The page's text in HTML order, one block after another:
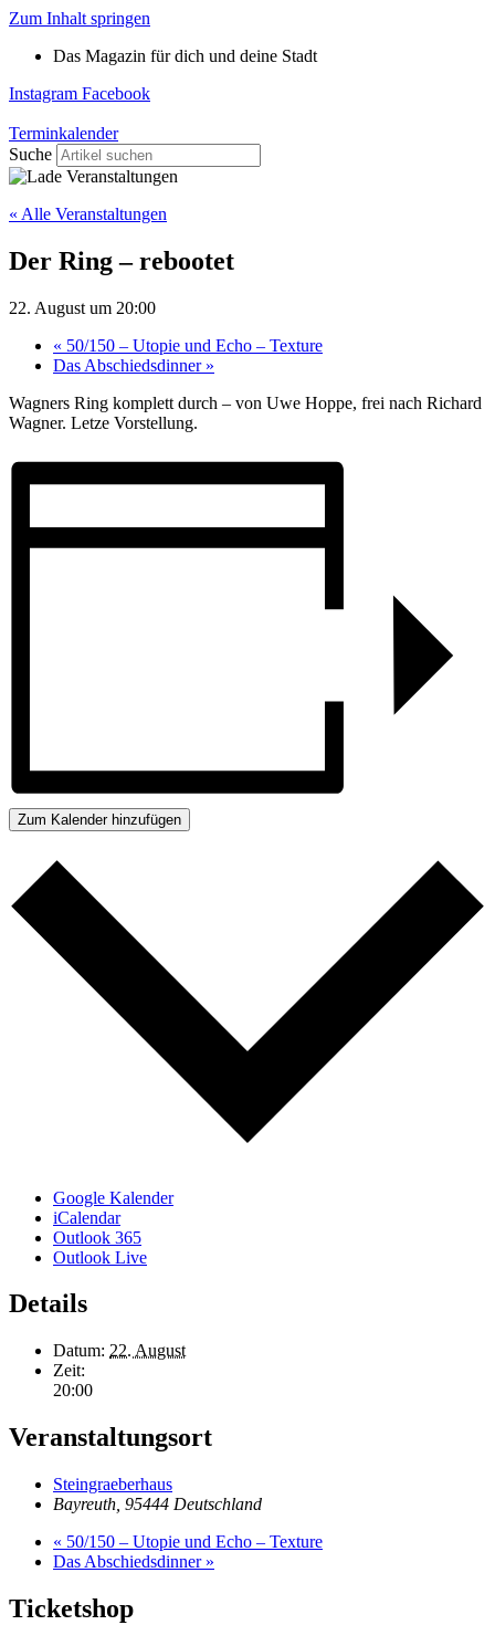
Zum Inhalt springen
Das Magazin für dich und deine Stadt
Instagram Facebook
Terminkalender
Suche
« Alle Veranstaltungen
Der Ring – rebootet
22. August um 20:00
« 50/150 – Utopie und Echo – Texture
Das Abschiedsdinner »
Wagners Ring komplett durch – von Uwe Hoppe, frei nach Richard
Wagner. Letze Vorstellung.
Zum Kalender hinzufügen
Google Kalender
iCalendar
Outlook 365
Outlook Live
Details
Datum: 22. August
Zeit:
20:00
Veranstaltungsort
Steingraeberhaus
Bayreuth 95444 Deutschland
« 50/150 – Utopie und Echo – Texture
Das Abschiedsdinner »
Ticketshop